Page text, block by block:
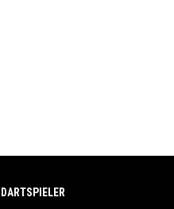
DARTSPIELER